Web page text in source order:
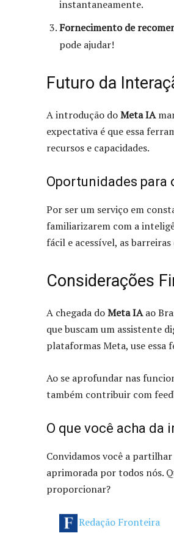
instantaneamente.
Fornecimento de
pode ajudar!
Futuro da
A introdução doMeta IA
expectativa é que essa
recursos e capacidades.
Oportunidades para
Por ser um serviço em
familiarizarem com a
fácil e acessível, as
Considerações
A chegada doMeta IAao
que buscam um assistente
plataformas Meta, use essa
Ao se aprofundar nas
também contribuir com
O que você acha da
Convidamos você a
aprimorada por todos nós.
proporcionar?
Redação Fronteira